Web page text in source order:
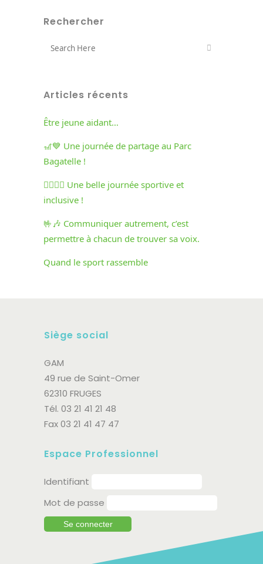
Rechercher
Articles récents
Être jeune aidant…
🎢💙 Une journée de partage au Parc
Bagatelle !
🏃‍♀️🏃‍♂️ Une belle journée sportive et
inclusive !
🤟🎶 Communiquer autrement, c’est
permettre à chacun de trouver sa voix.
Quand le sport rassemble
Siège social
GAM
49 rue de Saint-Omer
62310 FRUGES
Tél. 03 21 41 21 48
Fax 03 21 41 47 47
Espace Professionnel
Identifiant
Mot de passe